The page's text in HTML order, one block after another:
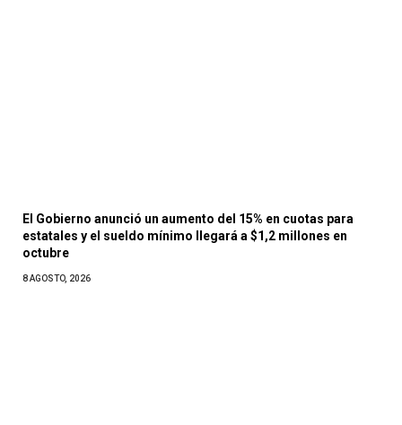
El Gobierno anunció un aumento del 15% en cuotas para
estatales y el sueldo mínimo llegará a $1,2 millones en
octubre
8 AGOSTO, 2026